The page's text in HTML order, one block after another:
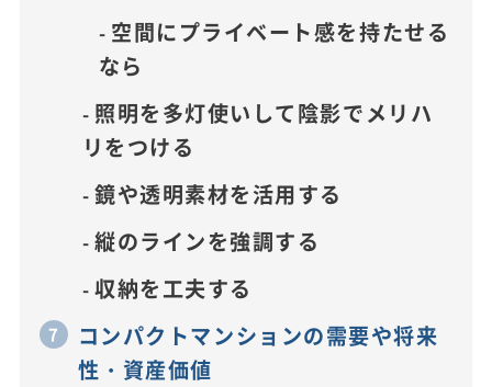
空間にプライベート感を持たせる
なら
照明を多灯使いして陰影でメリハ
リをつける
鏡や透明素材を活用する
縦のラインを強調する
収納を工夫する
コンパクトマンションの需要や将来
性・資産価値